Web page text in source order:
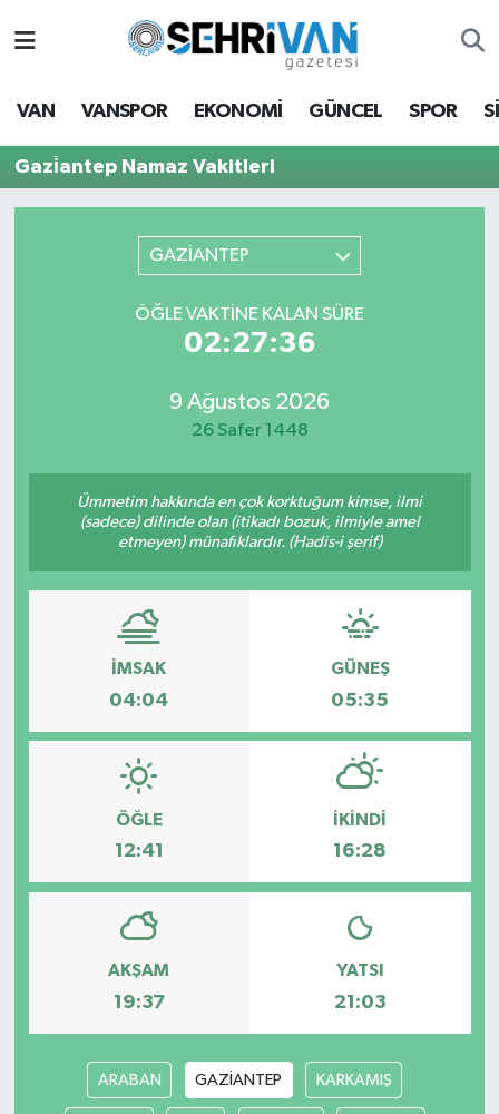
VAN VANSPOR EKONOMİ GÜNCEL SPOR
Gazi̇antep Namaz Vakitleri
GAZİANTEP
ÖĞLE VAKTİNE KALAN SÜRE
02:27:36
9 Ağustos 2026
26 Safer 1448
Ümmetim hakkında en çok korktuğum kimse, ilmi
(sadece) dilinde olan (itikadı bozuk, ilmiyle amel
etmeyen) münafıklardır. (Hadis-i şerif)
İMSAK
04:04
GÜNEŞ
05:35
ÖĞLE
12:41
İKINDI
16:28
AKŞAM
19:37
YATSI
21:03
ARABAN GAZİANTEP KARKAMIŞ
Van Hava Durumu
Van Trafik Yoğunluk Haritası
Süper Lig Puan Durumu ve Fikstür
Son Dakika Haberleri